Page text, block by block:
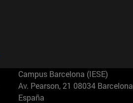
Campus Barcelona (IESE)
Av. Pearson, 21 08034 Barcelona
España